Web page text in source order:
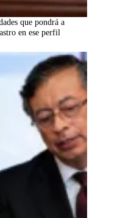
que pondrá a
en ese perfil